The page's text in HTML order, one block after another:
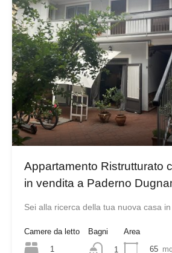
Appartamento Ristrutturato
in vendita a Paderno
Sei alla ricerca della tua nuova casa
Camere da letto
1
Bagni
1
Area
65